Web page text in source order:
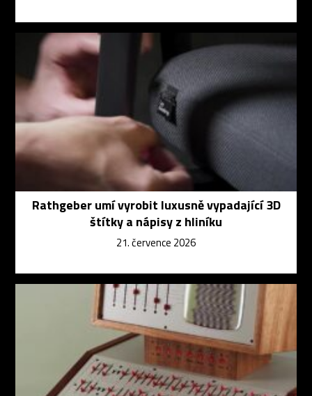
Rathgeber umí vyrobit luxusně vypadající 3D
štítky a nápisy z hliníku
21. července 2026